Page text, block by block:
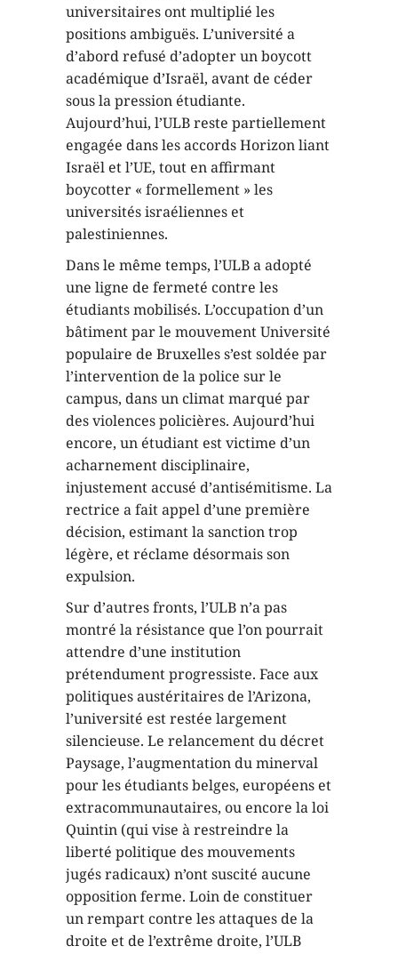
universitaires ont multiplié les
positions ambiguës. L’université a
d’abord refusé d’adopter un boycott
académique d’Israël, avant de céder
sous la pression étudiante.
Aujourd’hui, l’ULB reste partiellement
engagée dans les accords Horizon liant
Israël et l’UE, tout en affirmant
boycotter « formellement » les
universités israéliennes et
palestiniennes.
Dans le même temps, l’ULB a adopté
une ligne de fermeté contre les
étudiants mobilisés. L’occupation d’un
bâtiment par le mouvement Université
populaire de Bruxelles s’est soldée par
l’intervention de la police sur le
campus, dans un climat marqué par
des violences policières. Aujourd’hui
encore, un étudiant est victime d’un
acharnement disciplinaire,
injustement accusé d’antisémitisme. La
rectrice a fait appel d’une première
décision, estimant la sanction trop
légère, et réclame désormais son
expulsion.
Sur d’autres fronts, l’ULB n’a pas
montré la résistance que l’on pourrait
attendre d’une institution
prétendument progressiste. Face aux
politiques austéritaires de l’Arizona,
l’université est restée largement
silencieuse. Le relancement du décret
Paysage, l’augmentation du minerval
pour les étudiants belges, européens et
extracommunautaires, ou encore la loi
Quintin (qui vise à restreindre la
liberté politique des mouvements
jugés radicaux) n’ont suscité aucune
opposition ferme. Loin de constituer
un rempart contre les attaques de la
droite et de l’extrême droite, l’ULB